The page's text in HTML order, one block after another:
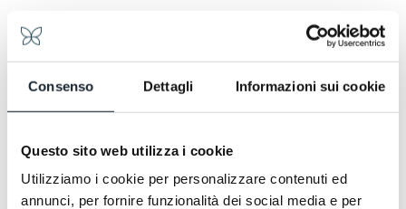
Consenso Dettagli Informazioni sui cookie
Questo sito web utilizza i cookie
Utilizziamo i cookie per personalizzare contenuti ed
annunci, per fornire funzionalità dei social media e per
Spaziergang bei Sonnenuntergang in den Stadtparks,
des Conero am Nachmittag, nur 10 Minuten entfernt.
Dann zurück unter unsere Bögen in der
Abendlicht sippend. Keine Entweder-oder-
Entscheidung. Eine Sowohl-als-auch-Entscheidung.
ANGEBOT BUCHEN